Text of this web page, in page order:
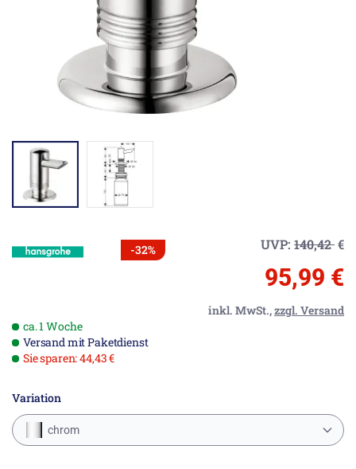
-32% UVP: 140,42€
95,99 €
inkl. MwSt.,zzgl. Versand
ca. 1 Woche
Versand mit Paketdienst
Sie sparen: 44,43 €
Variation
chrom